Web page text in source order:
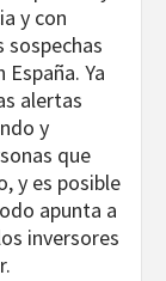
y con
sospechas
Ya
alertas
y
que
y es posible
apunta a
inversores